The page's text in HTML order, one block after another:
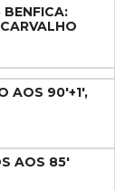
AOS 90'+1',
AOS 85'